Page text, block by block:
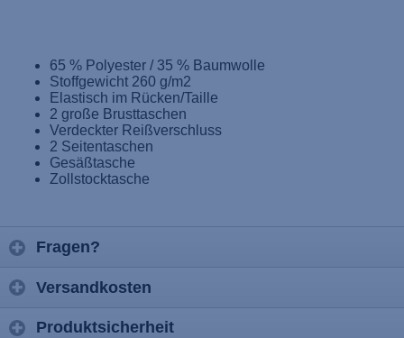
65 % Polyester / 35 % Baumwolle
Stoffgewicht 260 g/m2
Elastisch im Rücken/Taille
2 große Brusttaschen
Verdeckter Reißverschluss
2 Seitentaschen
Gesäßtasche
Zollstocktasche
Fragen?
Versandkosten
Produktsicherheit